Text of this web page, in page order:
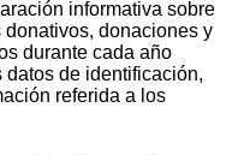
informativa sobre
donativos, donaciones y
durante cada año
datos de identificación,
referida a los